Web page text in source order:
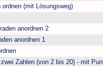
(mit Lösungsweg)
anordnen 2
anordnen 1
Zahlen (von 2 bis 20) - mit